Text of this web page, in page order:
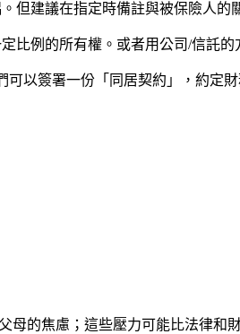
但建議在指定時備註與被保險人的
比例的所有權。或者用公司/信託的
可以簽署一份「同居契約」，約定
的焦慮；這些壓力可能比法律和